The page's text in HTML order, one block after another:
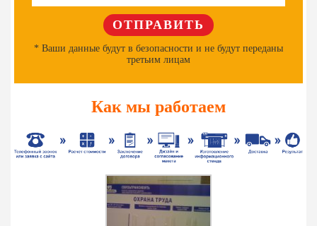
* Ваши данные будут в безопасности и не будут переданы
третьим лицам
Как мы работаем